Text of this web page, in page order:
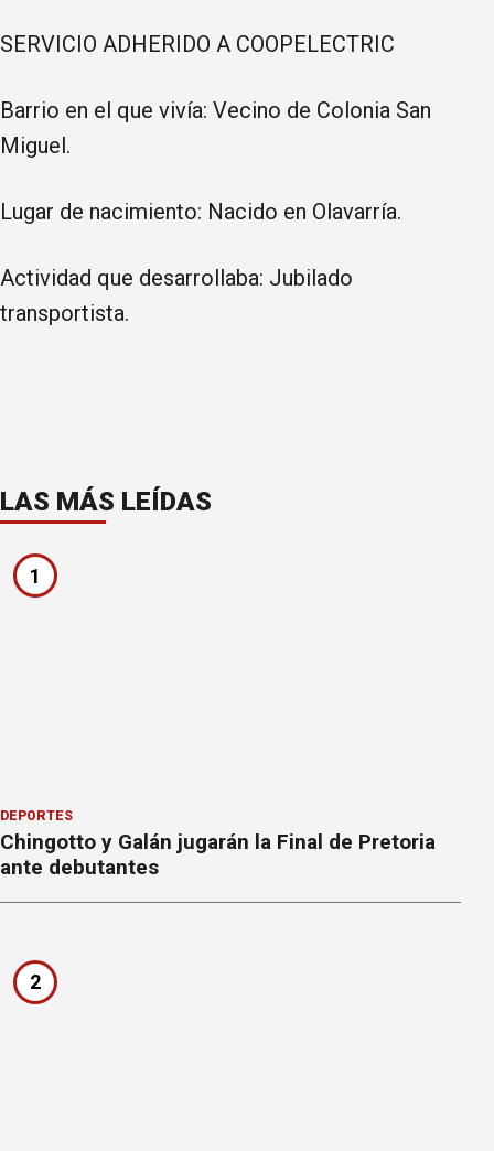
SERVICIO ADHERIDO A COOPELECTRIC
Barrio en el que vivía: Vecino de Colonia San
Miguel.
Lugar de nacimiento: Nacido en Olavarría.
Actividad que desarrollaba: Jubilado
transportista.
LAS MÁS LEÍDAS
1
DEPORTES
Chingotto y Galán jugarán la Final de Pretoria
ante debutantes
2